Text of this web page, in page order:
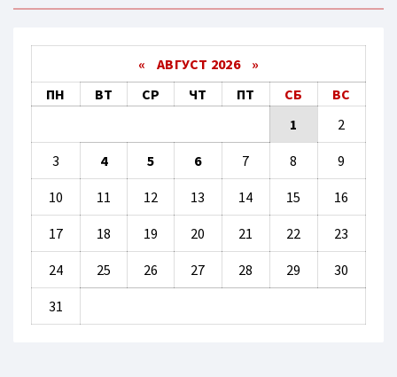
« АВГУСТ 2026 »
ПН
ВТ СР ЧТ ПТ СБ
ВС
1
2
3 4 5 6 7 8 9
10 11 12 13 14 15 16
17 18 19 20 21 22 23
24 25 26 27 28 29 30
31